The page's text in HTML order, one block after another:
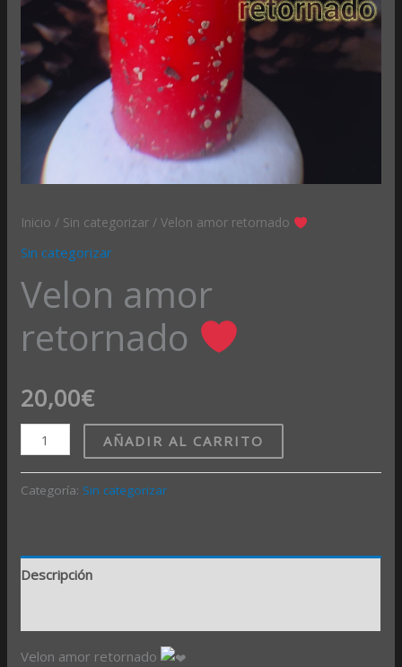
Inicio / Sin categorizar / Velon amor retornado
Sin categorizar
Velon amor
retornado
20,00€
AÑADIR AL CARRITO
Categoría: Sin categorizar
Descripción
Velon amor retornado